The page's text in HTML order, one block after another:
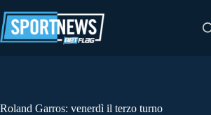
al
contenuto
Roland Garros: venerdì il terzo turno